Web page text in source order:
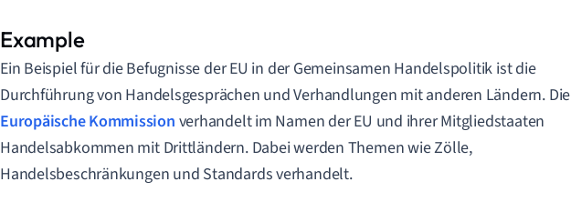
Ein Beispiel für die Befugnisse der EU in der Gemeinsamen Handelspolitik ist die
Durchführung von Handelsgesprächen und Verhandlungen mit anderen Ländern. Die
Europäische Kommission verhandelt im Namen der EU und ihrer Mitgliedstaaten
Handelsabkommen mit Drittländern. Dabei werden Themen wie Zölle,
Handelsbeschränkungen und Standards verhandelt.